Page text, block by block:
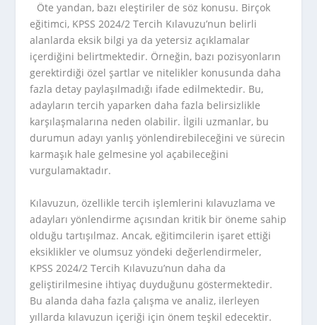
Öte yandan, bazı eleştiriler de söz konusu. Birçok
eğitimci, KPSS 2024/2 Tercih Kılavuzu’nun belirli
alanlarda eksik bilgi ya da yetersiz açıklamalar
içerdiğini belirtmektedir. Örneğin, bazı pozisyonların
gerektirdiği özel şartlar ve nitelikler konusunda daha
fazla detay paylaşılmadığı ifade edilmektedir. Bu,
adayların tercih yaparken daha fazla belirsizlikle
karşılaşmalarına neden olabilir. İlgili uzmanlar, bu
durumun adayı yanlış yönlendirebileceğini ve sürecin
karmaşık hale gelmesine yol açabileceğini
vurgulamaktadır.
Kılavuzun, özellikle tercih işlemlerini kılavuzlama ve
adayları yönlendirme açısından kritik bir öneme sahip
olduğu tartışılmaz. Ancak, eğitimcilerin işaret ettiği
eksiklikler ve olumsuz yöndeki değerlendirmeler,
KPSS 2024/2 Tercih Kılavuzu’nun daha da
geliştirilmesine ihtiyaç duyduğunu göstermektedir.
Bu alanda daha fazla çalışma ve analiz, ilerleyen
yıllarda kılavuzun içeriği için önem teşkil edecektir.